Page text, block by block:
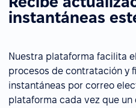
instantáneas
Nuestra plataforma facilita
procesos de contratación y
instantáneas por correo
plataforma cada vez que